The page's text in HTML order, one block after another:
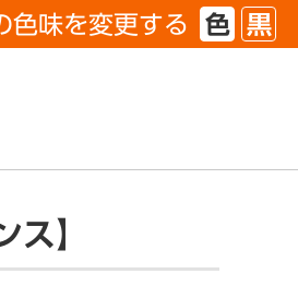
色味を変更する 色 黒
ス】